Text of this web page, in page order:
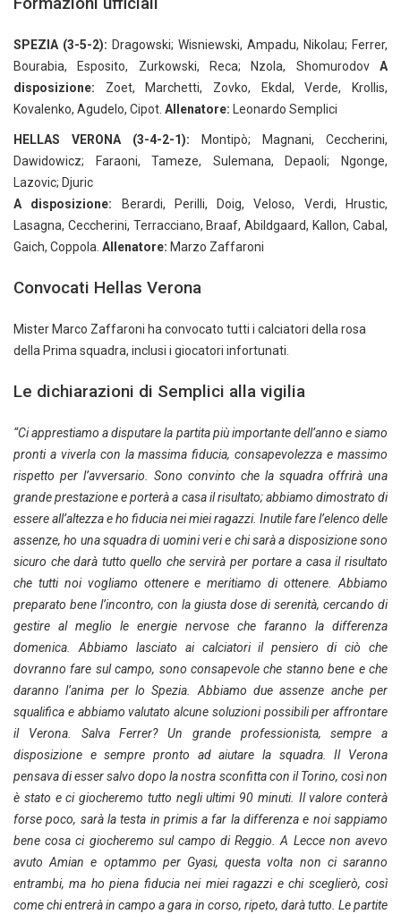
SPEZIA (3-5-2): Dragowski; Wisniewski, Ampadu, Nikolau; Ferrer,
Bourabia, Esposito, Zurkowski, Reca; Nzola, Shomurodov A
disposizione: Zoet, Marchetti, Zovko, Ekdal, Verde, Krollis,
Kovalenko, Agudelo, Cipot. Allenatore: Leonardo Semplici
HELLAS VERONA (3-4-2-1): Montipò; Magnani, Ceccherini,
Dawidowicz; Faraoni, Tameze, Sulemana, Depaoli; Ngonge,
Lazovic; Djuric
A disposizione: Berardi, Perilli, Doig, Veloso, Verdi, Hrustic,
Lasagna, Ceccherini, Terracciano, Braaf, Abildgaard, Kallon, Cabal,
Gaich, Coppola. Allenatore: Marzo Zaffaroni
Convocati Hellas Verona
Mister Marco Zaffaroni ha convocato tutti i calciatori della rosa
della Prima squadra, inclusi i giocatori infortunati.
Le dichiarazioni di Semplici alla vigilia
“Ci apprestiamo a disputare la partita più importante dell’anno e siamo
pronti a viverla con la massima fiducia, consapevolezza e massimo
rispetto per l’avversario. Sono convinto che la squadra offrirà una
grande prestazione e porterà a casa il risultato; abbiamo dimostrato di
essere all’altezza e ho fiducia nei miei ragazzi. Inutile fare l’elenco delle
assenze, ho una squadra di uomini veri e chi sarà a disposizione sono
sicuro che darà tutto quello che servirà per portare a casa il risultato
che tutti noi vogliamo ottenere e meritiamo di ottenere. Abbiamo
preparato bene l’incontro, con la giusta dose di serenità, cercando di
gestire al meglio le energie nervose che faranno la differenza
domenica. Abbiamo lasciato ai calciatori il pensiero di ciò che
dovranno fare sul campo, sono consapevole che stanno bene e che
daranno l’anima per lo Spezia. Abbiamo due assenze anche per
squalifica e abbiamo valutato alcune soluzioni possibili per affrontare
il Verona. Salva Ferrer? Un grande professionista, sempre a
disposizione e sempre pronto ad aiutare la squadra. Il Verona
pensava di esser salvo dopo la nostra sconfitta con il Torino, così non
è stato e ci giocheremo tutto negli ultimi 90 minuti. Il valore conterà
forse poco, sarà la testa in primis a far la differenza e noi sappiamo
bene cosa ci giocheremo sul campo di Reggio. A Lecce non avevo
avuto Amian e optammo per Gyasi, questa volta non ci saranno
entrambi, ma ho piena fiducia nei miei ragazzi e chi sceglierò, così
come chi entrerà in campo a gara in corso, ripeto, darà tutto. Le partite